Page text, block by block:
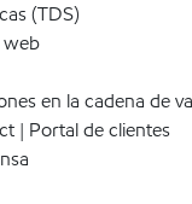
(TDS)
web
en la cadena de
| Portal de clientes